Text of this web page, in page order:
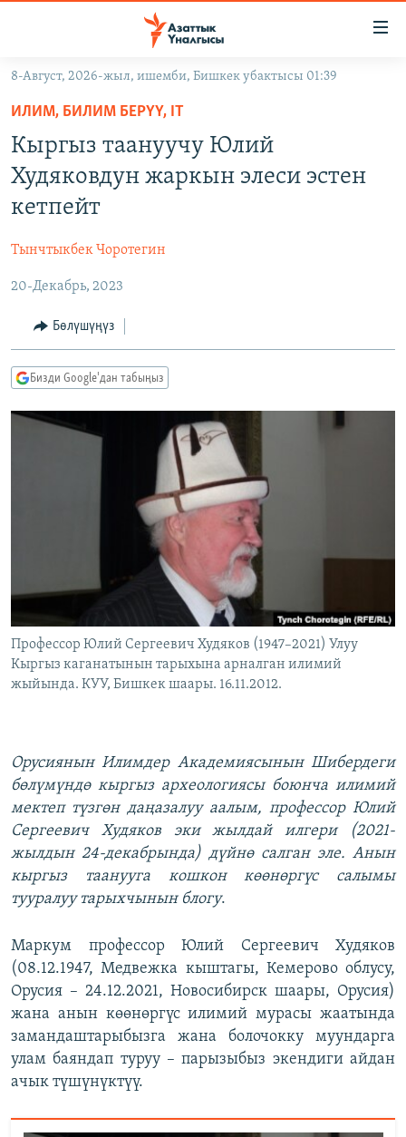
Навигацияга
өтүңүз
Издөөгө
салыңызКЫРГЫЗСТАН
ДҮЙНӨ
УКРАИНА
ТВ ПРОГРАММАЛАР
БҮГҮН АЗАТТЫКТА
ЭКСПЕРТТЕР ТАЛДАЙТ
ДАНИСТЕ
ЭЖЕ-СИҢДИЛЕР
ПОДКАСТ
ӨЗГӨЧӨ ПИКИР
Русский
ОНЛАЙН ШЕРИНЕ
ЭЕ/АРнун бардык сайттары
8-Август, 2026-жыл, ишемби, Бишкек убактысы 01:39
ИЛИМ, БИЛИМ БЕРҮҮ, IT
Кыргыз таануучу Юлий
Худяковдун жаркын элеси эстен
кетпейт
Тынчтыкбек Чоротегин
20-Декабрь, 2023
Бөлүшүңүз
Бизди Google'дан табыңыз
Профессор Юлий Сергеевич Худяков (1947–2021) Улуу
Кыргыз каганатынын тарыхына арналган илимий
жыйында. КУУ, Бишкек шаары. 16.11.2012.
Орусиянын Илимдер Академиясынын Шибердеги
бөлүмүндө кыргыз археологиясы боюнча илимий
мектеп түзгөн даңазалуу аалым, профессор Юлий
Сергеевич Худяков эки жылдай илгери (2021-
жылдын 24-декабрында) дүйнө салган эле. Анын
кыргыз таанууга кошкон көөнөргүс салымы
тууралуу тарыхчынын блогу.
Маркум профессор Юлий Сергеевич Худяков
(08.12.1947, Медвежка кыштагы, Кемерово облусу,
Орусия – 24.12.2021, Новосибирск шаары, Орусия)
жана анын көөнөргүс илимий мурасы жаатында
замандаштарыбызга жана болочокку муундарга
улам баяндап туруу – парызыбыз экендиги айдан
ачык түшүнүктүү.